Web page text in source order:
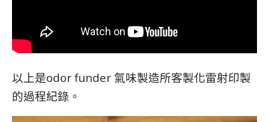
以上是odor funder 氣味製造所客製化雷射印製
的過程紀錄。